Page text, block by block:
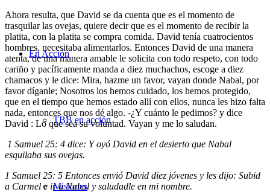
En Acción
TBB en acción
Misiones
Ahora resulta, que David se da cuenta que es el momento de
trasquilar las ovejas, quiere decir que es el momento de recibir la
platita, con la platita se compra comida. David tenía cuatrocientos
hombres, necesitaba alimentarlos. Entonces David de una manera
atenta, de una manera amable le solicita con todo respeto, con todo
cariño y pacíficamente manda a diez muchachos, escoge a diez
chamacos y le dice: Mira, hazme un favor, vayan donde Nabal, por
favor díganle; Nosotros los hemos cuidado, los hemos protegido,
que en el tiempo que hemos estado allí con ellos, nunca les hizo falta
nada, entonces que nos dé algo. -¿Y cuánto le pedimos? y dice
David : Lo que sea su voluntad. Vayan y me lo saludan.
1 Samuel 25: 4 dice: Y oyó David en el desierto que Nabal
esquilaba sus ovejas.
1 Samuel 25: 5 Entonces envió David diez jóvenes y les dijo: Subid
a Carmel e ir a Nabal y saludadle en mi nombre.